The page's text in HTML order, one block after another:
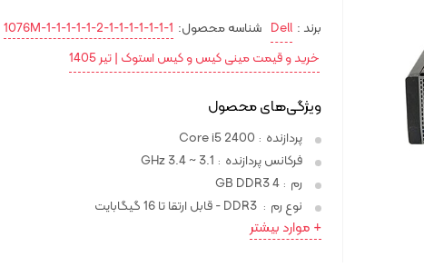
برند : Dell شناسه محصول: 1076M-1-1-1-1-1-2-1-1-1-1-1-1-1
خرید و قیمت مینی کیس و کیس استوک | تیر 1405
ویژگی‌های محصول
پردازنده :
Core i5 2400
فرکانس پردازنده :
3.1 ~ 3.4 GHz
رم :
4 GB DDR3
نوع رم : DDR3 - قابل ارتقا تا 16 گیگابایت
+ موارد بیشتر